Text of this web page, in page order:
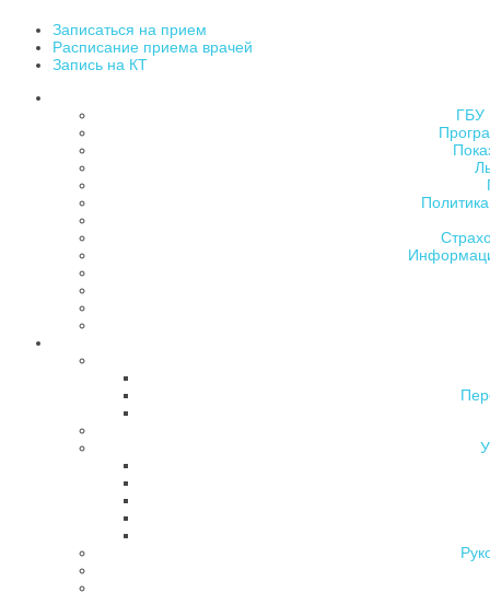
Записаться на прием
Расписание приема врачей
Запись на КТ
ГБУ